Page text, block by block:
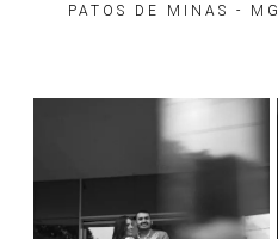
PATOS DE MINAS - MG